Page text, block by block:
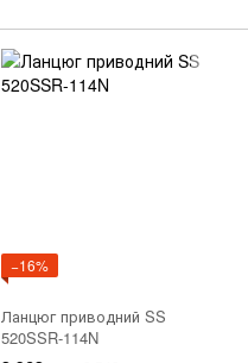
−16%
Ланцюг приводний SS
520SSR-114N